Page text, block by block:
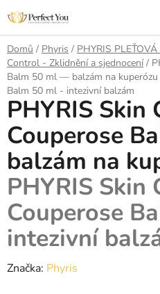
Přejít
na
obsah
Domů / Phyris / PHYRIS
Control - Zklidnění a sjednocení /
Balm 50 ml — balzám na kuperózu
Balm 50 ml - intezivní balzám
PHYRIS Skin
Couperose
balzám na
PHYRIS Skin
Couperose
intezivní
Značka: Phyris